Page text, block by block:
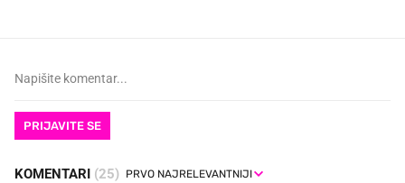
PRIJAVITE SE
KOMENTARI (25)